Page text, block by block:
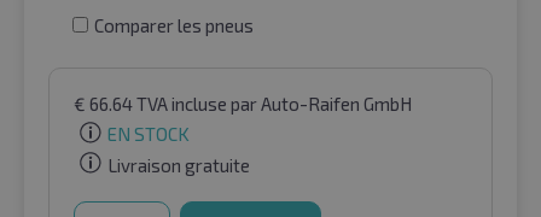
Comparer les pneus
€ 66.64TVA incluse par Auto-Raifen GmbH
EN STOCK
Livraison gratuite